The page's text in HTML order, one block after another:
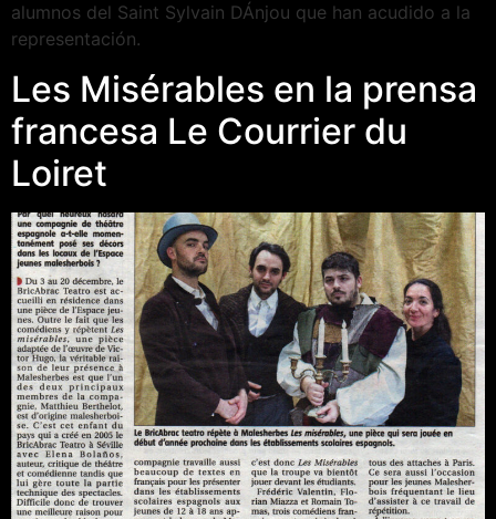
alumnos del Saint Sylvain DÁnjou que han acudido a la
representación.
Les Misérables en la prensa
francesa Le Courrier du
Loiret